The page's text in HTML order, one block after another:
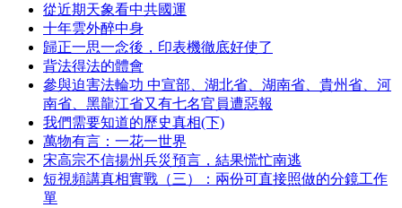
從近期天象看中共國運
十年雲外醉中身
歸正一思一念後，印表機徹底好使了
背法得法的體會
參與迫害法輪功 中宣部、湖北省、湖南省、貴州省、河
南省、黑龍江省又有七名官員遭惡報
我們需要知道的歷史真相(下)
萬物有言：一花一世界
宋高宗不信揚州兵災預言，結果慌忙南逃
短視頻講真相實戰（三）：兩份可直接照做的分鏡工作
單